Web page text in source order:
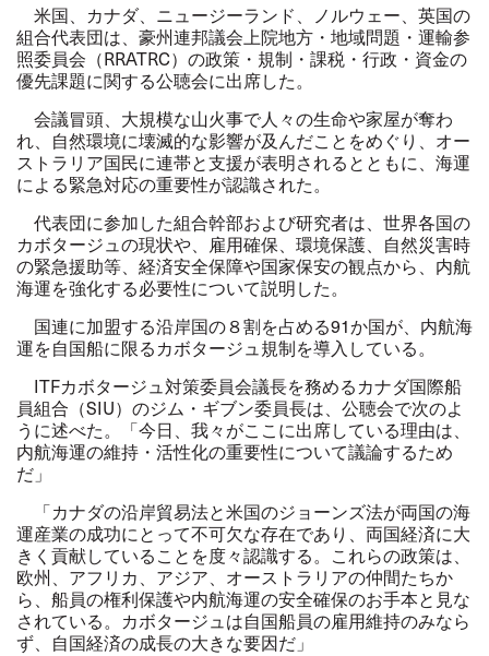
米国、カナダ、ニュージーランド、ノルウェー、英国の
組合代表団は、豪州連邦議会上院地方・地域問題・運輸参
照委員会（RRATRC）の政策・規制・課税・行政・資金の
優先課題に関する公聴会に出席した。
会議冒頭、大規模な山火事で人々の生命や家屋が奪わ
れ、自然環境に壊滅的な影響が及んだことをめぐり、オー
ストラリア国民に連帯と支援が表明されるとともに、海運
による緊急対応の重要性が認識された。
代表団に参加した組合幹部および研究者は、世界各国の
カボタージュの現状や、雇用確保、環境保護、自然災害時
の緊急援助等、経済安全保障や国家保安の観点から、内航
海運を強化する必要性について説明した。
国連に加盟する沿岸国の８割を占める91か国が、内航海
運を自国船に限るカボタージュ規制を導入している。
ITFカボタージュ対策委員会議長を務めるカナダ国際船
員組合（SIU）のジム・ギブン委員長は、公聴会で次のよ
うに述べた。「今日、我々がここに出席している理由は、
内航海運の維持・活性化の重要性について議論するため
だ」
「カナダの沿岸貿易法と米国のジョーンズ法が両国の海
運産業の成功にとって不可欠な存在であり、両国経済に大
きく貢献していることを度々認識する。これらの政策は、
欧州、アフリカ、アジア、オーストラリアの仲間たちか
ら、船員の権利保護や内航海運の安全確保のお手本と見な
されている。カボタージュは自国船員の雇用維持のみなら
ず、自国経済の成長の大きな要因だ」